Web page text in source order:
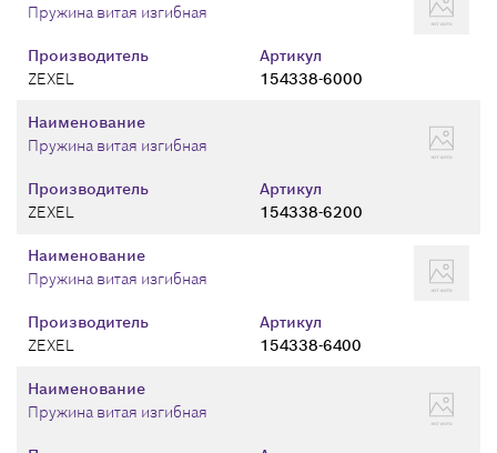
Производитель
ZEXEL
Артикул
154338-6000
Пружина витая изгибная
Производитель
ZEXEL
Артикул
154338-6200
Наименование
Пружина витая изгибная
Производитель
ZEXEL
Артикул
154338-6400
Наименование
Пружина витая изгибная
Наименование
Пружина витая изгибная